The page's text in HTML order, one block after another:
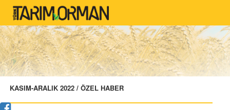
KASIM-ARALIK 2022 / ÖZEL HABER